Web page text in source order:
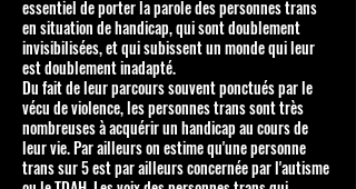
essentiel de porter la parole des personnes trans
en situation de handicap, qui sont doublement
invisibilisées, et qui subissent un monde qui leur
est doublement inadapté.
Du fait de leur parcours souvent ponctués par le
vécu de violence, les personnes trans sont très
nombreuses à acquérir un handicap au cours de
leur vie. Par ailleurs on estime qu'une personne
trans sur 5 est par ailleurs concernée par l'autisme